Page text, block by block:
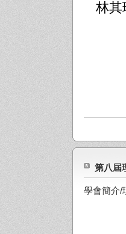
林其
朝
第八屆
學會簡介/